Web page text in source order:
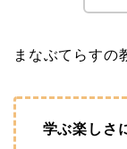
まなぶてらすの
学ぶ楽しさ